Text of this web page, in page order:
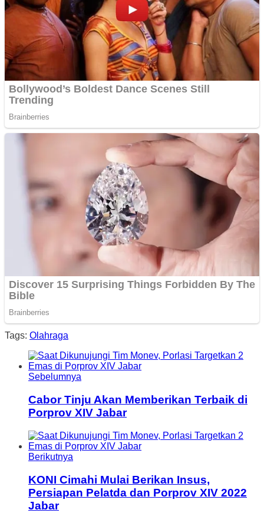
Tags: Olahraga
Sebelumnya
Cabor Tinju Akan Memberikan Terbaik di
Porprov XIV Jabar
Berikutnya
KONI Cimahi Mulai Berikan Insus,
Persiapan Pelatda dan Porprov XIV 2022
Jabar